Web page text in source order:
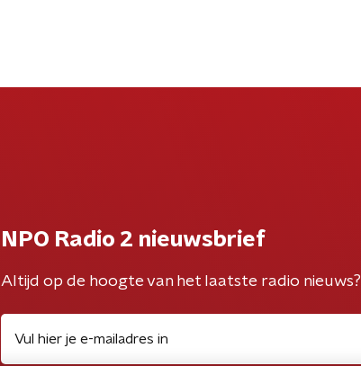
NPO Radio 2 nieuwsbrief
Altijd op de hoogte van het laatste radio nieuws?